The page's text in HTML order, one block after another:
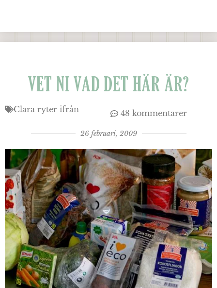
VET NI VAD DET HÄR ÄR?
Clara ryter ifrån 48 kommentarer
26 februari, 2009